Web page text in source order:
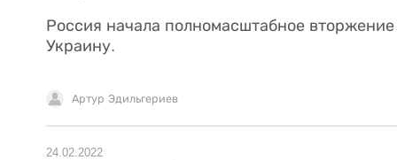
Россия начала полномасштабное вторжение
Украину.
Артур Эдильгериев
24.02.2022